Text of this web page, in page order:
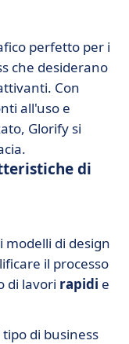
perfetto per i
che desiderano
Con
all'uso e
Glorify si
di
modelli di design
il processo
di lavori rapidi e
di business